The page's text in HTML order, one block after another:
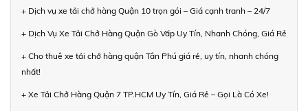
+ Dịch vụ xe tải chở hàng Quận 10 trọn gói – Giá cạnh tranh – 24/7
+ Dịch Vụ Xe Tải Chở Hàng Quận Gò Vấp Uy Tín, Nhanh Chóng, Giá Rẻ
+ Cho thuê xe tải chở hàng quận Tân Phú giá rẻ, uy tín, nhanh chóng
nhất!
+ Xe Tải Chở Hàng Quận 7 TP.HCM Uy Tín, Giá Rẻ – Gọi Là Có Xe!